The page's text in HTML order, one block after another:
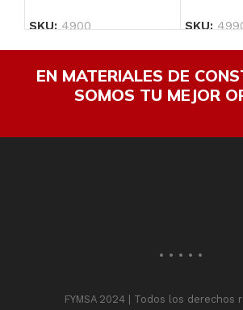
SKU: 4900 SKU:
EN MATERIALES DE
SOMOS TU MEJOR
FYMSA 2024 | Todos los derechos